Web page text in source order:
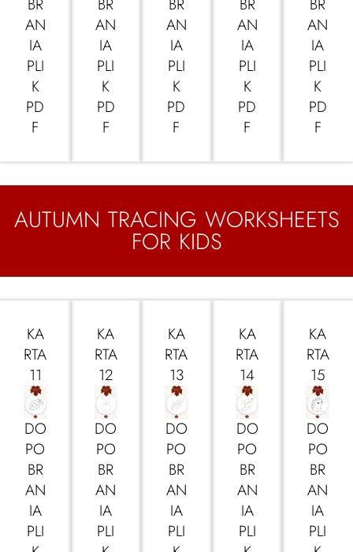
AN
IA
PLI
K
PD
F
AN
IA
PLI
K
PD
F
AN
IA
PLI
K
PD
F
AN
IA
PLI
K
PD
F
AN
IA
PLI
K
PD
F
AUTUMN TRACING WORKSHEETS
FOR KIDS
KA
RTA
11
DO
PO
BR
AN
IA
PLI
KA
RTA
12
DO
PO
BR
AN
IA
PLI
KA
RTA
13
DO
PO
BR
AN
IA
PLI
KA
RTA
14
DO
PO
BR
AN
IA
PLI
KA
RTA
15
DO
PO
BR
AN
IA
PLI